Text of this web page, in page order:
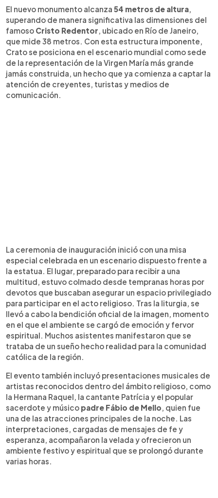
Crato como un destino de peregrinación.
El nuevo monumento alcanza 54 metros de altura,
superando de manera significativa las dimensiones del
famoso Cristo Redentor, ubicado en Río de Janeiro,
que mide 38 metros. Con esta estructura imponente,
Crato se posiciona en el escenario mundial como sede
de la representación de la Virgen María más grande
jamás construida, un hecho que ya comienza a captar la
atención de creyentes, turistas y medios de
comunicación.
La ceremonia de inauguración inició con una misa
especial celebrada en un escenario dispuesto frente a
la estatua. El lugar, preparado para recibir a una
multitud, estuvo colmado desde tempranas horas por
devotos que buscaban asegurar un espacio privilegiado
para participar en el acto religioso. Tras la liturgia, se
llevó a cabo la bendición oficial de la imagen, momento
en el que el ambiente se cargó de emoción y fervor
espiritual. Muchos asistentes manifestaron que se
trataba de un sueño hecho realidad para la comunidad
católica de la región.
El evento también incluyó presentaciones musicales de
artistas reconocidos dentro del ámbito religioso, como
la Hermana Raquel, la cantante Patrícia y el popular
sacerdote y músico padre Fábio de Mello, quien fue
una de las atracciones principales de la noche. Las
interpretaciones, cargadas de mensajes de fe y
esperanza, acompañaron la velada y ofrecieron un
ambiente festivo y espiritual que se prolongó durante
varias horas.